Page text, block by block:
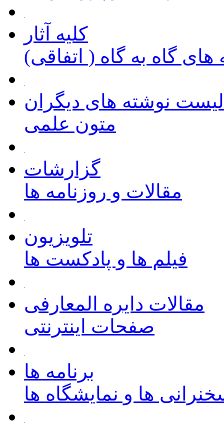
کلیه آثار
های گاه به گاه ( اتفاقی)
لیست نوشته های دیگران
متون علمی
گزارشات
مقالات و روزنامه ها
تلویزیون
فیلم ها و پادکست ها
مقالات دایره المعارفی
صفحات اینترنتی
برنامه ها
ها و نمایشگاه ها